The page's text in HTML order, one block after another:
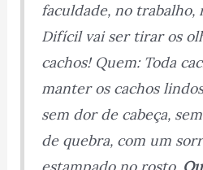
faculdade, no trabalho,
Difícil vai ser tirar os
cachos! Quem: Toda
manter os cachos
sem dor de cabeça,
de quebra, com um